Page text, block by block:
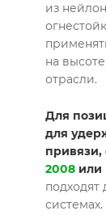
из
на
отрасли.
Для
для
привязи,
2008 или
подходят